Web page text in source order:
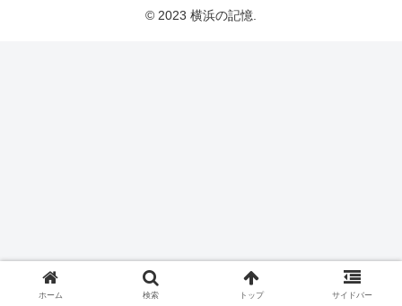
© 2023 横浜の記憶.
ホーム 検索 トップ サイドバー